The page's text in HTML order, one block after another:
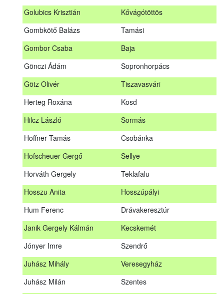
Golubics Krisztián
Kővágótöttös
Gombkötő Balázs
Tamási
Gombor Csaba
Baja
Gönczi Ádám
Sopronhorpács
Götz Olivér
Tiszavasvári
Herteg Roxána
Kosd
Hilcz László
Sormás
Hoffner Tamás
Csobánka
Hofscheuer Gergő
Sellye
Horváth Gergely
Teklafalu
Hosszu Anita
Hosszúpályi
Hum Ferenc
Drávakeresztúr
Janik Gergely Kálmán
Kecskemét
Jónyer Imre
Szendrő
Juhász Mihály
Veresegyház
Juhász Milán
Szentes
Egyházasrádóc
Kiskorpád
Kővágótöttös
Gombor Csaba
Kosd
Csobánka
Horváth Gergely
Hosszu Anita
Drávakeresztúr